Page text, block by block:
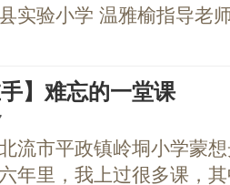
实验小学 温雅榆指导老
手】难忘的一堂课
流市平政镇岭垌小学蒙
年里，我上过很多课，